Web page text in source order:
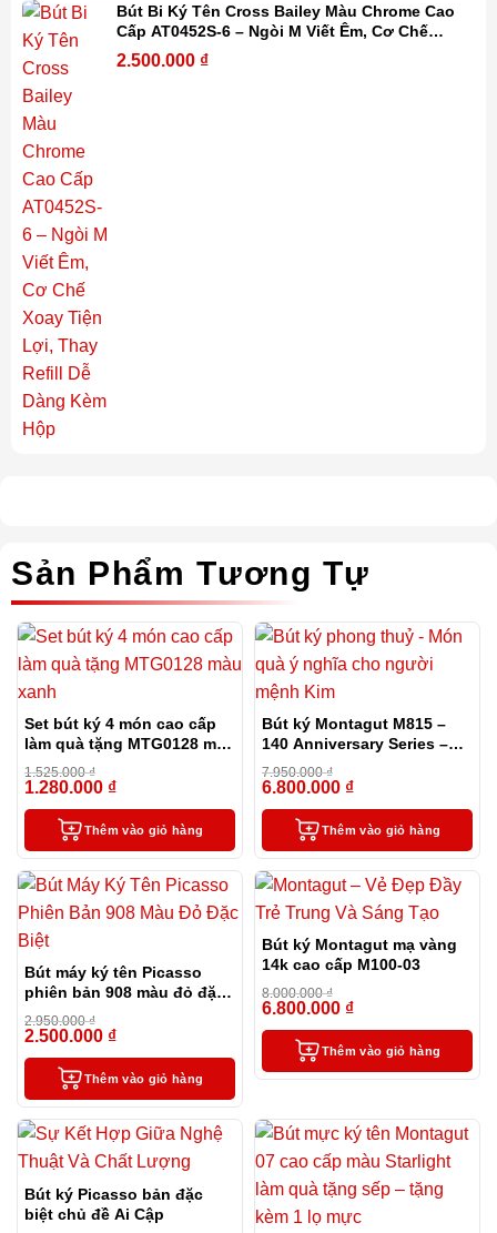
Bút Bi Ký Tên Cross Bailey Màu Chrome Cao
Cấp AT0452S-6 – Ngòi M Viết Êm, Cơ Chế
Xoay Tiện Lợi, Thay Refill Dễ Dàng Kèm Hộp
2.500.000 ₫
Sản Phẩm Tương Tự
Set bút ký 4 món cao cấp
làm quà tặng MTG0128 màu
xanh
1.525.000₫
1.280.000 ₫
Thêm vào giỏ hàng
Bút ký Montagut M815 –
140 Anniversary Series –
phiên bản đặc biệt kỷ niệm
140 năm của hãng
7.950.000₫
6.800.000 ₫
Thêm vào giỏ hàng
Bút máy ký tên Picasso
phiên bản 908 màu đỏ đặc
biệt
2.950.000₫
2.500.000 ₫
Thêm vào giỏ hàng
Bút ký Montagut mạ vàng
14k cao cấp M100-03
8.000.000₫
6.800.000 ₫
Thêm vào giỏ hàng
Bút ký Picasso bản đặc
biệt chủ đề Ai Cập